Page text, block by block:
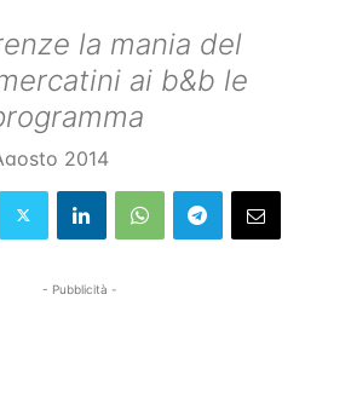
la mania del
ai b&b le
2014
- Pubblicità -